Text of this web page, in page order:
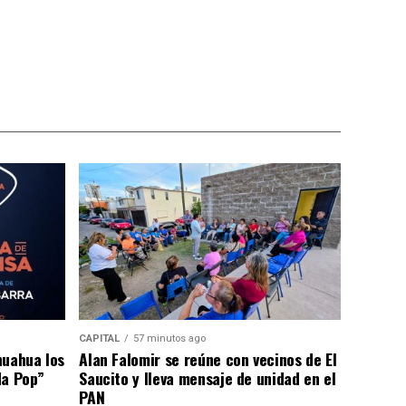
los
Pop”
CAPITAL 57 minutos ago
Alan Falomir se reúne con vecinos de El
Saucito y lleva mensaje de unidad en el
PAN